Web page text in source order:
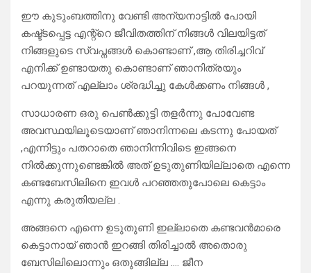
ഈ കുടുംബത്തിനു വേണ്ടി അന്യനാട്ടിൽ പോയി
കഷ്ട്ടപ്പെട്ട എന്റ്റെ ജീവിതത്തിന് നിങ്ങൾ വിലയിട്ടത്
നിങ്ങളുടെ സ്വപ്നങ്ങൾ കൊണ്ടാണ് ,ആ തിരിച്ചറിവ്
എനിക്ക് ഉണ്ടായതു കൊണ്ടാണ് ഞാനിത്രയും
പറയുന്നത് എല്ലാം ശ്രദ്ധിച്ചു കേൾക്കണം നിങ്ങൾ ,
സാധാരണ ഒരു പെൺക്കുട്ടി തളർന്നു പോവേണ്ട
അവസ്ഥയിലൂടെയാണ് ഞാനിന്നലെ കടന്നു പോയത്
,എന്നിട്ടും പതറാതെ ഞാനിന്നിവിടെ ഇങ്ങനെ
നിൽക്കുന്നുണ്ടെങ്കിൽ അത് ഉടുതുണിയില്ലാതെ എന്നെ
കണ്ടബേസിലിനെ ഇവൾ പറഞ്ഞതുപോലെ കെട്ടാം
എന്നു കരുതിയല്ല .
അങ്ങനെ എന്നെ ഉടുതുണി ഇല്ലാതെ കണ്ടവൻമാരെ
കെട്ടാനായ് ഞാൻ ഇറങ്ങി തിരിച്ചാൽ അതൊരു
ബേസിലിലൊന്നും ഒതുങ്ങില്ല …. ജീന